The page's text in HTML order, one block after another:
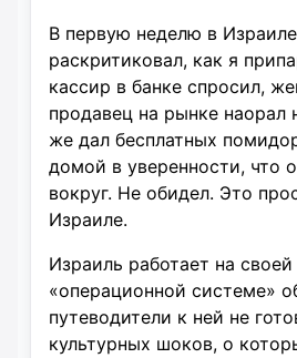
В первую неделю в
раскритиковал, как я
кассир в банке спросил,
продавец на рынке
же дал бесплатных
домой в уверенности, что
вокруг. Не обидел. Это
Израиле.
Израиль работает на
«операционной системе»
путеводители к ней не
культурных шоков, о